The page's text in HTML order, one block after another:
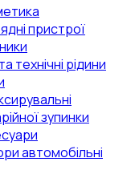
пристрої
технічні рідини
зупинки
автомобільні